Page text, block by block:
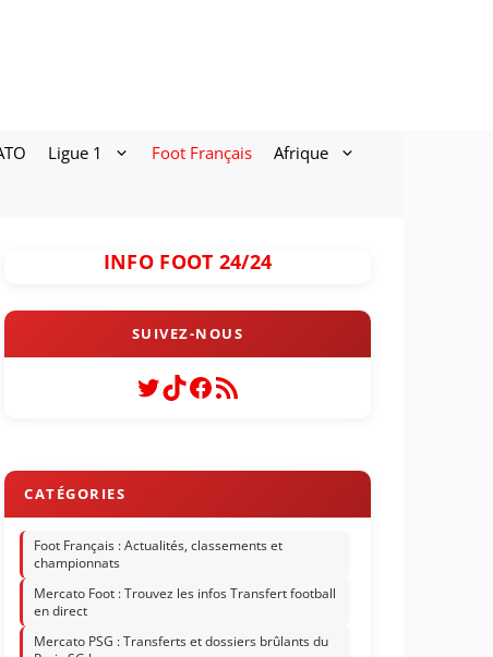
Ligue 1 Foot Français Afrique
INFO FOOT 24/24
Twitter
TikTok
Facebook
Flux RSS
Foot Français : Actualités, classements et
championnats
Mercato Foot : Trouvez les infos Transfert football
en direct
Mercato PSG : Transferts et dossiers brûlants du